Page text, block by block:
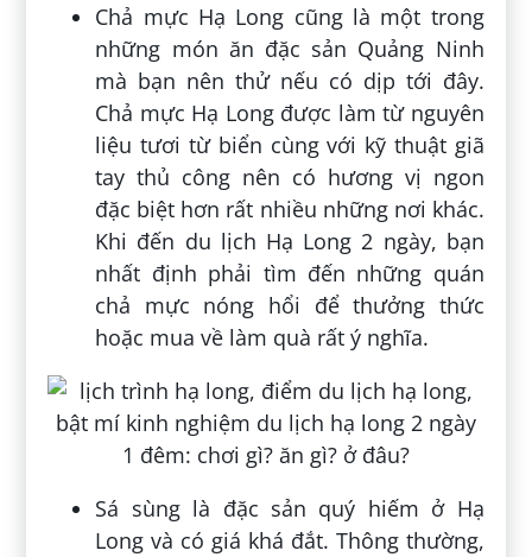
Chả mực Hạ Long cũng là một trong
những món ăn đặc sản Quảng Ninh
mà bạn nên thử nếu có dịp tới đây.
Chả mực Hạ Long được làm từ nguyên
liệu tươi từ biển cùng với kỹ thuật giã
tay thủ công nên có hương vị ngon
đặc biệt hơn rất nhiều những nơi khác.
Khi đến du lịch Hạ Long 2 ngày, bạn
nhất định phải tìm đến những quán
chả mực nóng hổi để thưởng thức
hoặc mua về làm quà rất ý nghĩa.
Sá sùng là đặc sản quý hiếm ở Hạ
Long và có giá khá đắt. Thông thường,